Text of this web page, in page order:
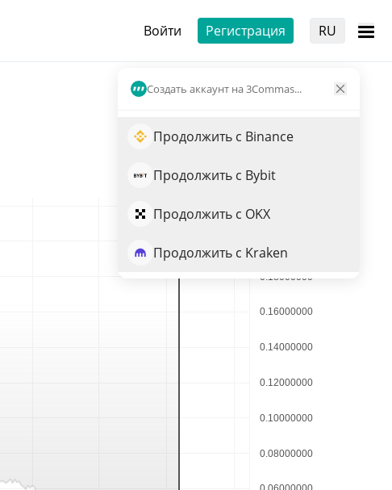
Войти Регистрация RU
Создать аккаунт на 3Commas...
Продолжить с Binance
Продолжить с Bybit
Продолжить с OKX
Продолжить с Kraken